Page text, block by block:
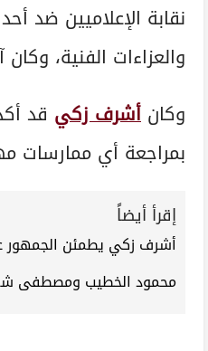
نقابة الإعلاميين ضد
والعزاءات الفنية،
وكان أشرف زكي قد
بمراجعة أي ممارسات
إقرأ أيضاً
أشرف زكي يطمئن الجمهور
محمود الخطيب ومصطفى